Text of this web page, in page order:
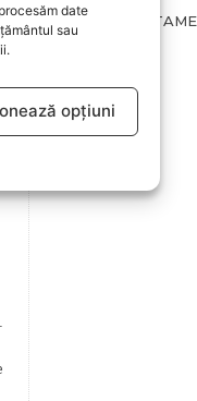
date
sau
opțiuni